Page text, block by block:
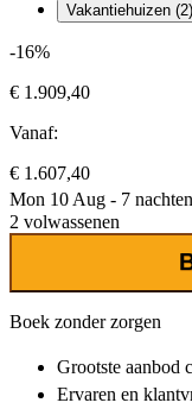
Vakantiehuizen (2)
-16%
€ 1.909,40
Vanaf:
€ 1.607,40
Mon 10 Aug - 7
2 volwassenen
Boek zonder zorgen
Grootste aanbod
Ervaren en